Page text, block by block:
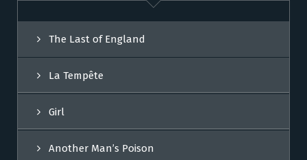
The Last of England
La Tempête
Girl
Another Man’s Poison